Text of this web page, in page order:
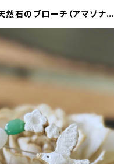
然石のブローチ（アマゾナイ
ストーン♡希望・行動力・ヒ
・成功・引き寄せ♡浄化 ファ
ブローチ】 | LAPISCOPE
ープ］ナチュラルで洗練され
たアイテムの通販